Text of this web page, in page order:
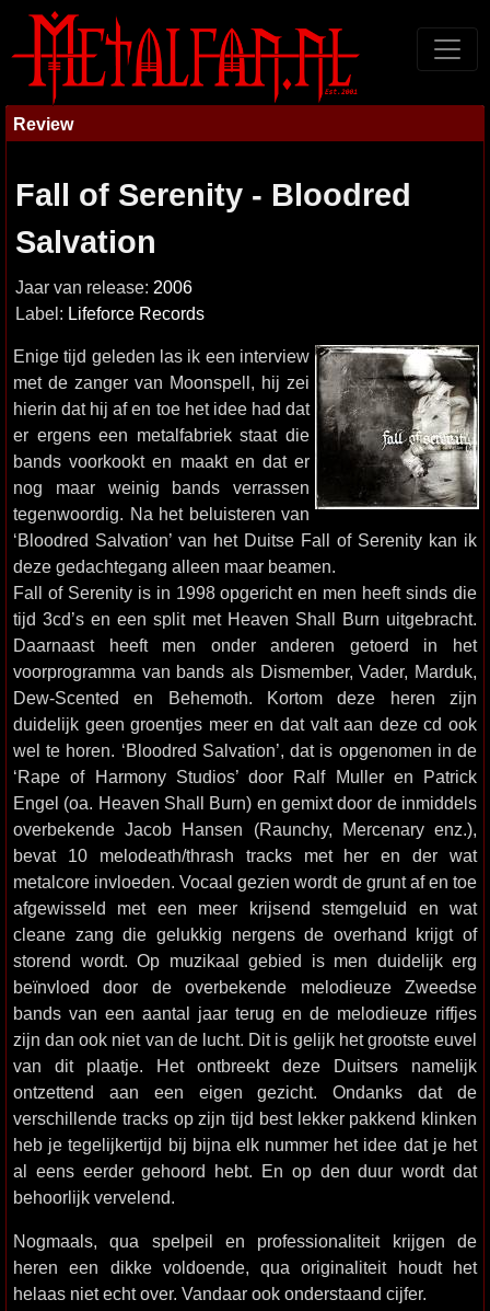
Review
Fall of Serenity - Bloodred
Salvation
Jaar van release: 2006
Label: Lifeforce Records
Enige tijd geleden las ik een interview
met de zanger van Moonspell, hij zei
hierin dat hij af en toe het idee had dat
er ergens een metalfabriek staat die
bands voorkookt en maakt en dat er
nog maar weinig bands verrassen
tegenwoordig. Na het beluisteren van
‘Bloodred Salvation’ van het Duitse Fall of Serenity kan ik
deze gedachtegang alleen maar beamen.
Fall of Serenity is in 1998 opgericht en men heeft sinds die
tijd 3cd’s en een split met Heaven Shall Burn uitgebracht.
Daarnaast heeft men onder anderen getoerd in het
voorprogramma van bands als Dismember, Vader, Marduk,
Dew-Scented en Behemoth. Kortom deze heren zijn
duidelijk geen groentjes meer en dat valt aan deze cd ook
wel te horen. ‘Bloodred Salvation’, dat is opgenomen in de
‘Rape of Harmony Studios’ door Ralf Muller en Patrick
Engel (oa. Heaven Shall Burn) en gemixt door de inmiddels
overbekende Jacob Hansen (Raunchy, Mercenary enz.),
bevat 10 melodeath/thrash tracks met her en der wat
metalcore invloeden. Vocaal gezien wordt de grunt af en toe
afgewisseld met een meer krijsend stemgeluid en wat
cleane zang die gelukkig nergens de overhand krijgt of
storend wordt. Op muzikaal gebied is men duidelijk erg
beïnvloed door de overbekende melodieuze Zweedse
bands van een aantal jaar terug en de melodieuze riffjes
zijn dan ook niet van de lucht. Dit is gelijk het grootste euvel
van dit plaatje. Het ontbreekt deze Duitsers namelijk
ontzettend aan een eigen gezicht. Ondanks dat de
verschillende tracks op zijn tijd best lekker pakkend klinken
heb je tegelijkertijd bij bijna elk nummer het idee dat je het
al eens eerder gehoord hebt. En op den duur wordt dat
behoorlijk vervelend.
Nogmaals, qua spelpeil en professionaliteit krijgen de
heren een dikke voldoende, qua originaliteit houdt het
helaas niet echt over. Vandaar ook onderstaand cijfer.